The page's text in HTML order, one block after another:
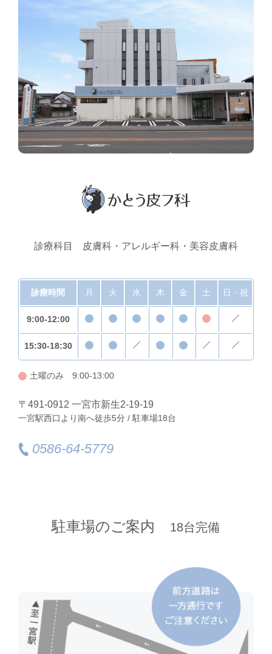
診療科目 皮膚科・アレルギー科・美容皮膚科
診療時間 月 火 水 木 金 土 日・祝
9:00-12:00
15:30-18:30
土曜のみ 9:00-13:00
〒491-0912 一宮市新生2-19-19
一宮駅西口より南へ徒歩5分 / 駐車場18台
0586-64-5779
駐車場のご案内 18台完備